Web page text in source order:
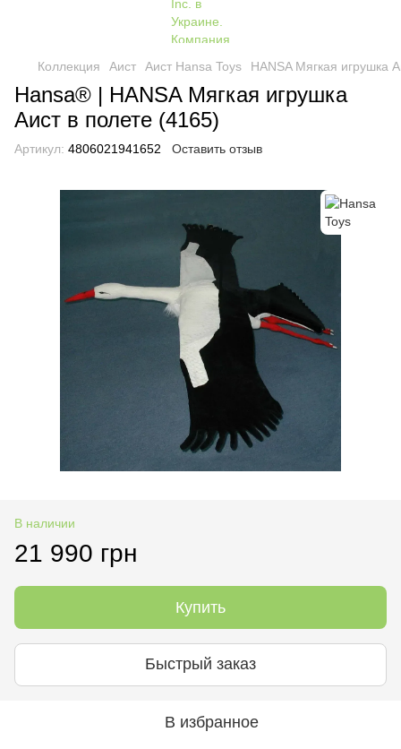
Коллекция Аист Аист Hansa Toys HANSA Мягкая игрушка
Hansa® | HANSA Мягкая игрушка
Аист в полете (4165)
Артикул: 4806021941652 Оставить отзыв
В наличии
21 990 грн
Купить
Быстрый заказ
В избранное